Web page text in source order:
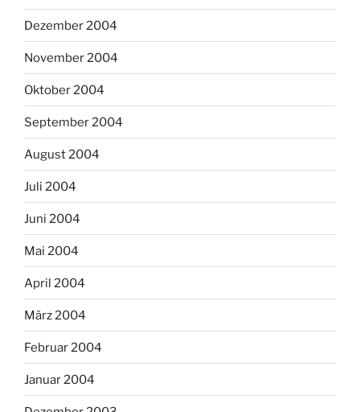
Dezember 2004
November 2004
Oktober 2004
September 2004
August 2004
Juli 2004
Juni 2004
Mai 2004
April 2004
März 2004
Februar 2004
Januar 2004